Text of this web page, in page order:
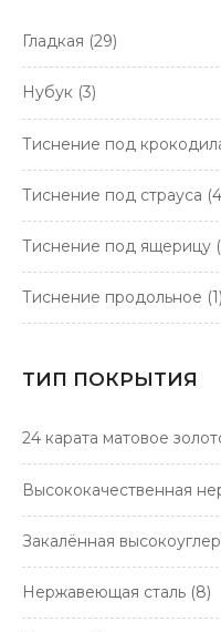
Гладкая (29)
Нубук (3)
Тиснение под
Тиснение под страуса
Тиснение под ящерицу
Тиснение продольное (1)
ТИП ПОКРЫТИЯ
24 карата матовое
Высококачественная
Закалённая
Нержавеющая сталь (8)